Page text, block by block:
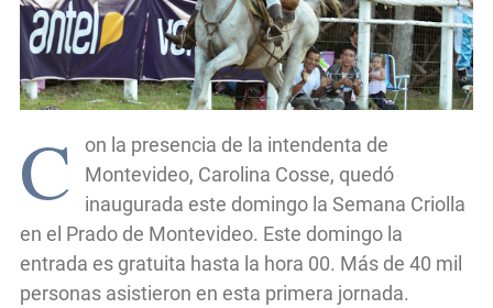
C
on la presencia de la intendenta de
Montevideo, Carolina Cosse, quedó
inaugurada este domingo la Semana Criolla
en el Prado de Montevideo. Este domingo la
entrada es gratuita hasta la hora 00. Más de 40 mil
personas asistieron en esta primera jornada.